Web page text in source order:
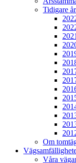
Tidigare
Om
Våra